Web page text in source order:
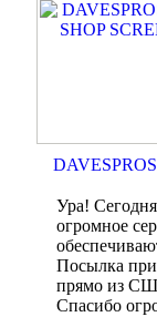
Ура!
огромное
Посылка
прямо из
Спасибо